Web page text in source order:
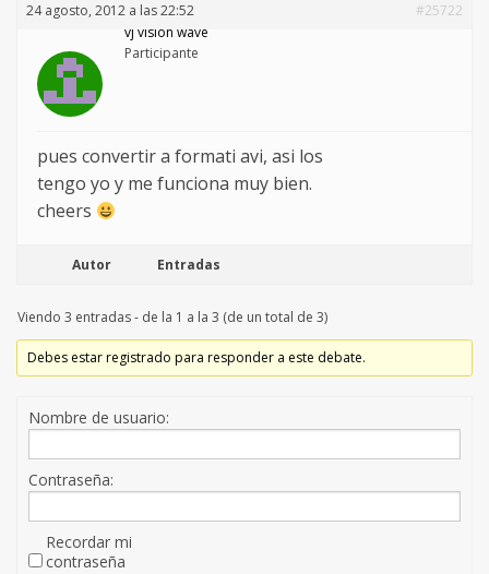
24 agosto, 2012 a las 22:52
#25722
vj vision wave
Participante
pues convertir a formati avi, asi los
tengo yo y me funciona muy bien.
cheers
Autor Entradas
Viendo 3 entradas - de la 1 a la 3 (de un total de 3)
Debes estar registrado para responder a este debate.
Nombre de usuario:
Contraseña:
Recordar mi
contraseña